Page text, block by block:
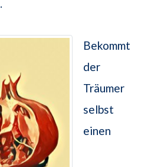
Bekommt
der
Träumer
selbst
einen